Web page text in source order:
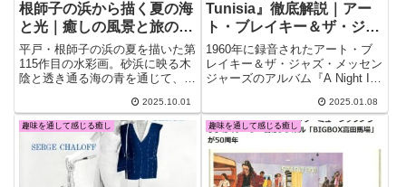
根師子の浜から描く夏の海
と光｜癒しの風景と旅の記
憶をキャンバスに
平戸・根師子の浜の夏を描いた第
115作目の水彩画。砂浜に映る木
陰と透き通る海の青を通じて、旅
ました。過去作と合わせてご紹介
します。
2025.10.01
Tunisia』徹底解説｜アー
ト・ブレイキー＆ザ・ジャ
ズ・メッセンジャーズ黄金
時代の名演
1960年に録音されたアート・ブ
レイキー＆ザ・ジャズ・メッセン
ジャーズのアルバム『A Night In
を象徴する傑作です。タイトル曲
「チュニジアの夜」は、ディジ
ー・ガレスピーによる原曲をさら
に進化させた激しい演奏が特徴
で、ファンキー・ジャズの頂点と
もいえる作品です。
2025.01.08
趣味を通して感じる癒し 趣味を通して感じる癒し